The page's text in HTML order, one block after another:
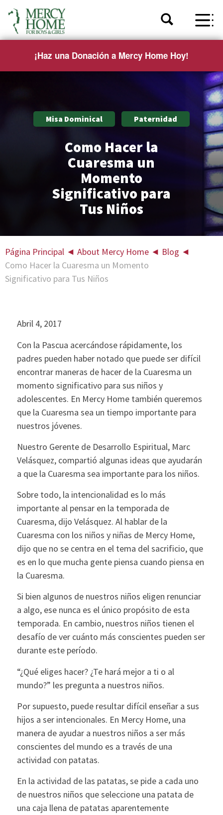
¡Haz una Donación a Mercy Home Hoy!
Misa Dominical Paternidad
Como Hacer la
Cuaresma un
Momento
Significativo para
Tus Niños
Página Principal ◄ About Mercy Home ◄ Blog ◄
Como Hacer la Cuaresma un Momento
Significativo para Tus Niños
Abril 4, 2017
Con la Pascua acercándose rápidamente, los
padres pueden haber notado que puede ser difícil
encontrar maneras de hacer de la Cuaresma un
momento significativo para sus niños y
adolescentes. En Mercy Home también queremos
que la Cuaresma sea un tiempo importante para
nuestros jóvenes.
Nuestro Gerente de Desarrollo Espiritual, Marc
Velásquez, compartió algunas ideas que ayudarán
a que la Cuaresma sea importante para los niños.
Sobre todo, la intencionalidad es lo más
importante al pensar en la temporada de
Cuaresma, dijo Velásquez. Al hablar de la
Cuaresma con los niños y niñas de Mercy Home,
dijo que no se centra en el tema del sacrificio, que
es en lo que mucha gente piensa cuando piensa en
la Cuaresma.
Si bien algunos de nuestros niños eligen renunciar
a algo, ese nunca es el único propósito de esta
temporada. En cambio, nuestros niños tienen el
desafío de ver cuánto más conscientes pueden ser
durante este período.
“¿Qué eliges hacer? ¿Te hará mejor a ti o al
mundo?” les pregunta a nuestros niños.
Por supuesto, puede resultar difícil enseñar a sus
hijos a ser intencionales. En Mercy Home, una
manera de ayudar a nuestros niños a ser más
conscientes del mundo es a través de una
actividad con patatas.
En la actividad de las patatas, se pide a cada uno
de nuestros niños que seleccione una patata de
una caja llena de patatas aparentemente